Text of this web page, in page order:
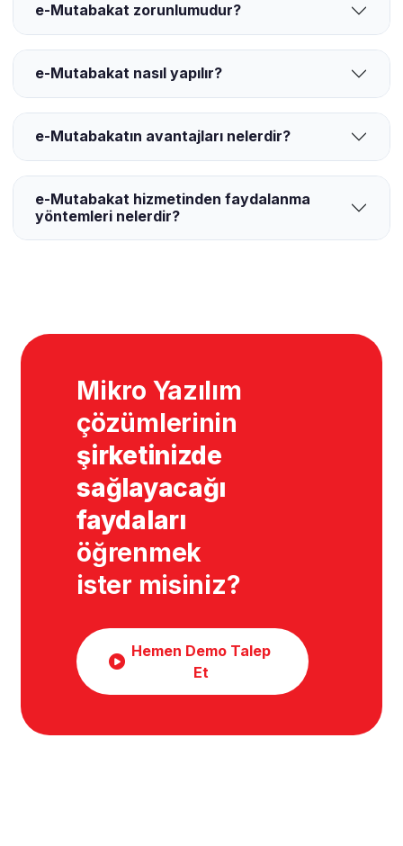
e-Mutabakat zorunlumudur?
e-Mutabakat nasıl yapılır?
e-Mutabakatın avantajları nelerdir?
e-Mutabakat hizmetinden faydalanma
yöntemleri nelerdir?
Mikro Yazılım
çözümlerinin
şirketinizde
sağlayacağı
faydaları
öğrenmek
ister misiniz?
Hemen Demo Talep
Et